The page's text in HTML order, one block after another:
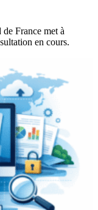
France met à
en cours.